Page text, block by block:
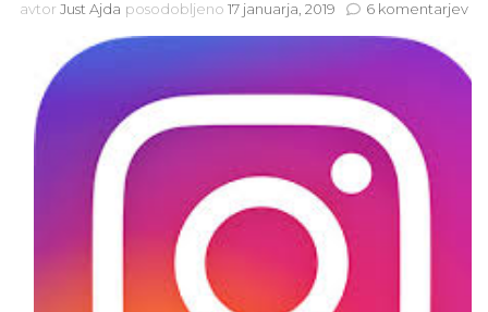
avtor Just Ajda posodobljeno 17 januarja, 2019 6 komentarjevna